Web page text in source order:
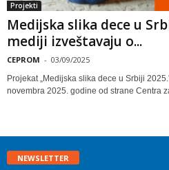
Projekti
Medijska slika dece u
mediji izveštavaju o...
CEPROM - 03/09/2025
Projekat „Medijska slika dece u Srbiji
novembra 2025. godine od strane Centra
NEWSLETTER